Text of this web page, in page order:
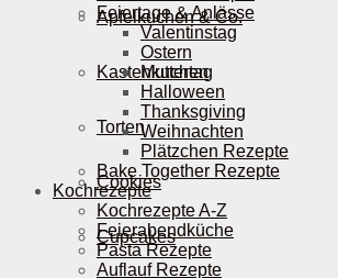
Apfelkuchen & Co.
Kastenkuchen
Torten
Cookies
Cupcakes
Feiertage & Anlässe
Valentinstag
Ostern
Muttertag
Halloween
Thanksgiving
Weihnachten
Plätzchen Rezepte
Bake Together Rezepte
Kochrezepte
Kochrezepte A-Z
Feierabendküche
Pasta Rezepte
Auflauf Rezepte